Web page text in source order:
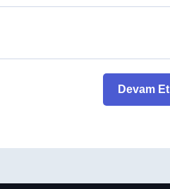
Devam Et